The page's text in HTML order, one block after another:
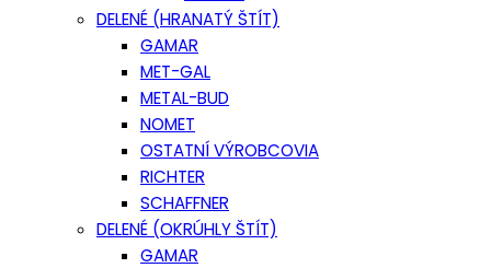
DELENÉ (HRANATÝ ŠTÍT)
GAMAR
MET-GAL
METAL-BUD
NOMET
OSTATNÍ VÝROBCOVIA
RICHTER
SCHAFFNER
DELENÉ (OKRÚHLY ŠTÍT)
GAMAR